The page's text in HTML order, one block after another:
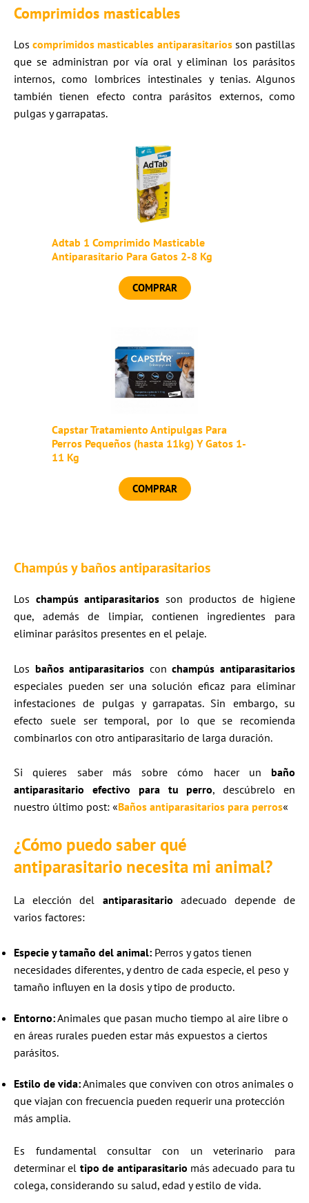
Comprimidos masticables
Loscomprimidos masticables antiparasitariosson pastillas
que se administran por vía oral y eliminan los parásitos
internos, como lombrices intestinales y tenias. Algunos
también tienen efecto contra parásitos externos, como
pulgas y garrapatas.
Adtab 1 Comprimido Masticable
Antiparasitario Para Gatos 2-8 Kg
COMPRAR
Capstar Tratamiento Antipulgas Para
Perros Pequeños (hasta 11kg) Y Gatos 1-
11 Kg
COMPRAR
Champús y baños antiparasitarios
Los champús antiparasitarios son productos de higiene
que, además de limpiar, contienen ingredientes para
eliminar parásitos presentes en el pelaje.
Los baños antiparasitarios conchampús antiparasitarios
especiales pueden ser una solución eficaz para eliminar
infestaciones de pulgas y garrapatas. Sin embargo, su
efecto suele ser temporal, por lo que se recomienda
combinarlos con otro antiparasitario de larga duración.
Si quieres saber más sobre cómo hacer un baño
antiparasitario efectivo para tu perro, descúbrelo en
nuestro último post: «Baños antiparasitarios para perros«
¿Cómo puedo saber qué
antiparasitario necesita mi animal?
La elección del antiparasitario adecuado depende de
varios factores:
Especie y tamaño del animal: Perros y gatos tienen
necesidades diferentes, y dentro de cada especie, el peso y
tamaño influyen en la dosis y tipo de producto.
Entorno:Animales que pasan mucho tiempo al aire libre o
en áreas rurales pueden estar más expuestos a ciertos
parásitos.
Estilo de vida:Animales que conviven con otros animales o
que viajan con frecuencia pueden requerir una protección
más amplia.
Es fundamental consultar con un veterinario para
determinar el tipo de antiparasitario más adecuado para tu
colega, considerando su salud, edad y estilo de vida.